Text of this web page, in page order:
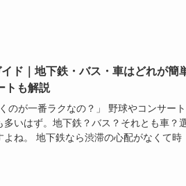
ド｜地下鉄・バス・車はどれが簡
トも解説
のが一番ラクなの？」 野球やコンサート
いはず。地下鉄？バス？それとも車？
ね。 地下鉄なら渋滞の心配がなくて時